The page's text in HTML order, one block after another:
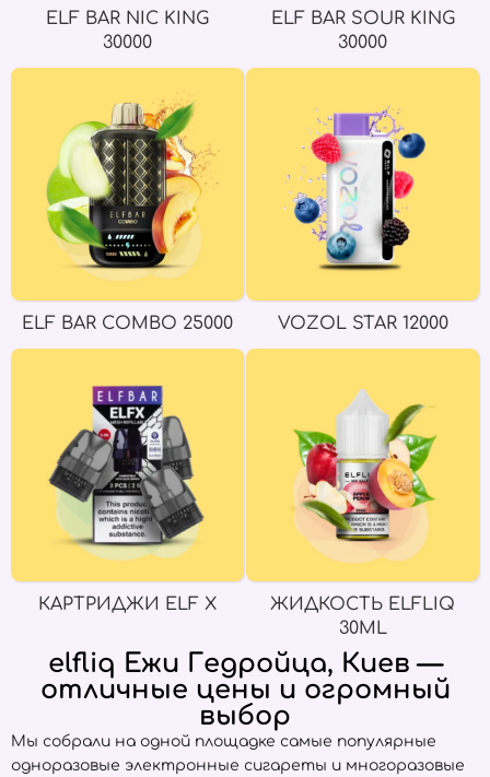
ELF BAR NIC KING
30000
ELF BAR SOUR KING
30000
ELF BAR COMBO 25000 VOZOL STAR 12000
КАРТРИДЖИ ELF X
ЖИДКОСТЬ ELFLIQ
30ML
elfliq Ежи Гедройца, Киев —
отличные цены и огромный
выбор
Мы собрали на одной площадке самые популярные
одноразовые электронные сигареты и многоразовые